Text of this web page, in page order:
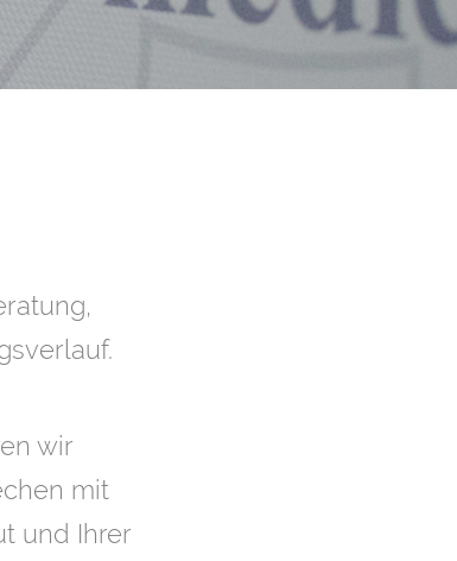
wir
mit
und Ihrer